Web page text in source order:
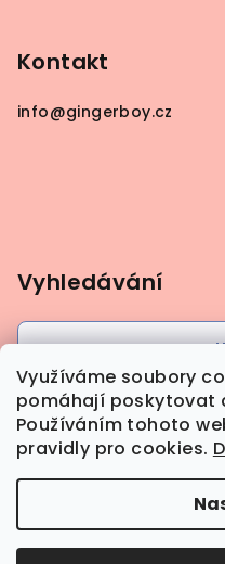
Využíváme soubory
pomáhají poskytovat
Používáním tohoto
pravidly pro cookies.
Kontakt
info@gingerboy.cz
Vyhledávání